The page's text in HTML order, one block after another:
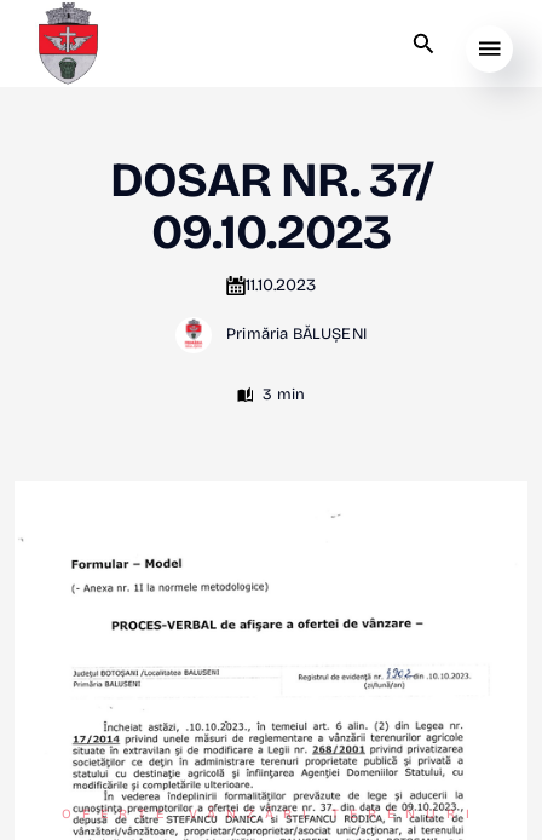
DOSAR NR. 37/
09.10.2023
11.10.2023
Primăria BĂLUȘENI
3 min
OFERTE VÂNZĂRI TERENURI